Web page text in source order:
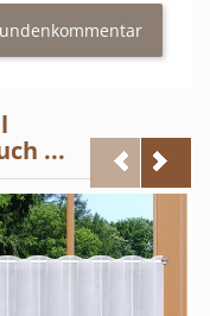
...